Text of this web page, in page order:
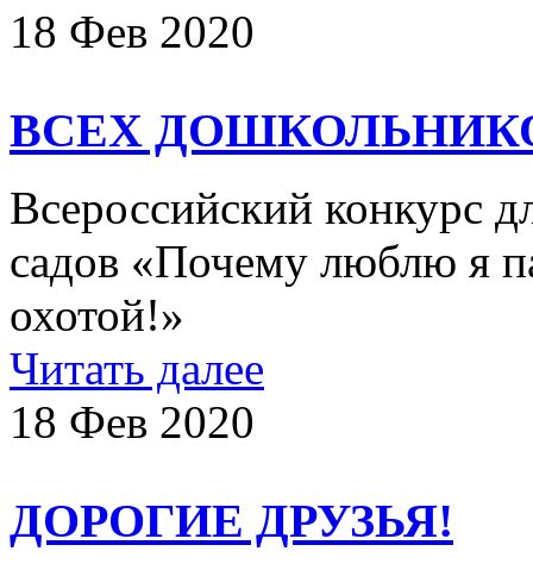
18 Фев 2020
ВСЕХ
Всероссийский конкурс
садов «Почему люблю я
охотой!»
Читать далее
18 Фев 2020
ДОРОГИЕ ДРУЗЬЯ!